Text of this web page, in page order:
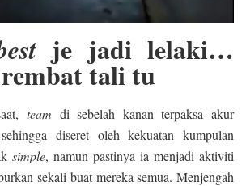
je jadi lelaki…
tali tu
team di sebelah kanan terpaksa akur
diseret oleh kekuatan kumpulan
simple, namun pastinya ia menjadi aktiviti
sekali buat mereka semua. Menjengah